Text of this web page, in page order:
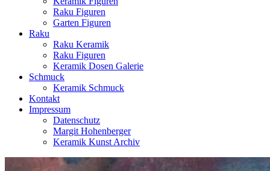
Raku Figuren
Garten Figuren
Raku
Raku Keramik
Raku Figuren
Keramik Dosen Galerie
Schmuck
Keramik Schmuck
Kontakt
Impressum
Datenschutz
Margit Hohenberger
Keramik Kunst Archiv